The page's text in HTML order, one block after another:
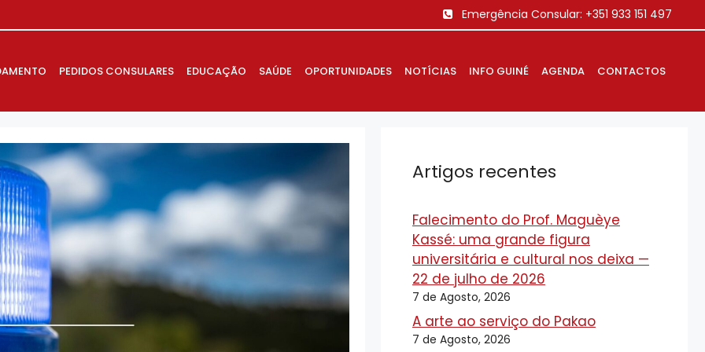
Emergência Consular: +351 933 151 497
PEDIDOS CONSULARES EDUCAÇÃO SAÚDE OPORTUNIDADES NOTÍCIAS INFO GUINÉ AGENDA CONTACTOS
Artigos recentes
Falecimento do Prof. Maguèye
Kassé: uma grande figura
universitária e cultural nos deixa —
22 de julho de 2026
7 de Agosto, 2026
A arte ao serviço do Pakao
7 de Agosto, 2026